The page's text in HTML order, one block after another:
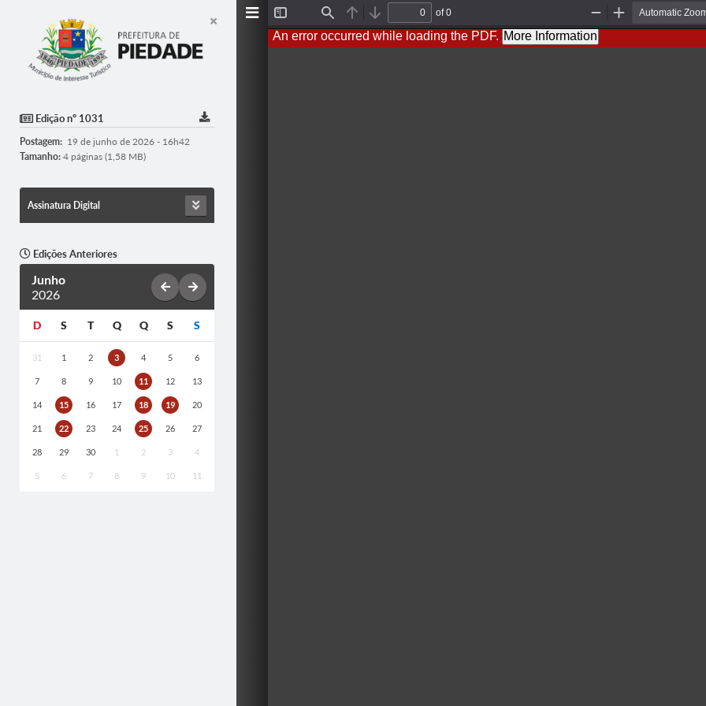
Edição nº 1031
Postagem: 19 de junho de 2026 - 16h42
Tamanho: 4 páginas (1,58 MB)
Assinatura Digital
Edições Anteriores
Junho
2026
D S T Q Q S S
31 1 2 3 4 5 6
7 8 9 10 11 12 13
14 15 16 17 18 19 20
21 22 23 24 25 26 27
28 29 30 1 2 3 4
5 6 7 8 9 10 11
Sidebar
Find Previous
Next
of 0
Out
An error occurred while loading the PDF. More Information